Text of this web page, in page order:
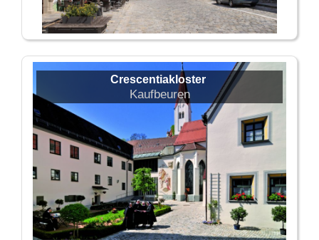
Crescentiakloster
Kaufbeuren